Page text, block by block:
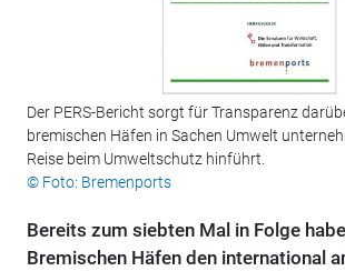
Der PERS-Bericht sorgt für Transparenz
bremischen Häfen in Sachen Umwelt
Reise beim Umweltschutz hinführt.
© Foto: Bremenports
Bereits zum siebten Mal in Folge
Bremischen Häfen den international